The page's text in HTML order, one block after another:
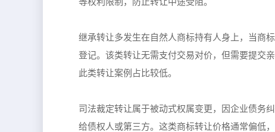
继承转让多发生在自然人商标持有人身上，当商
登记。该类转让无需支付交易对价，但需要提交
此类转让案例占比较低。
司法裁定转让属于被动式权属变更，因企业债务
给债权人或第三方。这类商标转让价格通常偏低